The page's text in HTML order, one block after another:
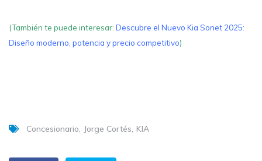
(También te puede interesar: Descubre el Nuevo Kia Sonet 2025:
Diseño moderno, potencia y precio competitivo)
Concesionario Jorge Cortés KIA